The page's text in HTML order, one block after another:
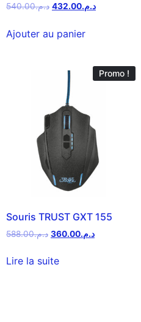
د.م.540.00 د.م.432.00
Ajouter au panier
Promo !
Souris TRUST GXT 155
د.م.588.00 د.م.360.00
Lire la suite